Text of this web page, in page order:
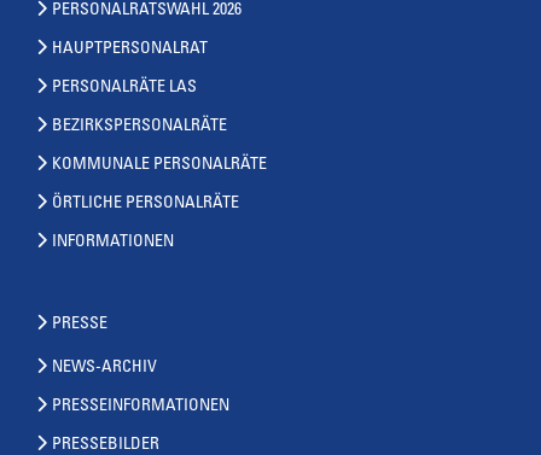
PERSONALRATSWAHL 2026
HAUPTPERSONALRAT
PERSONALRÄTE LAS
BEZIRKSPERSONALRÄTE
KOMMUNALE PERSONALRÄTE
ÖRTLICHE PERSONALRÄTE
INFORMATIONEN
PRESSE
NEWS-ARCHIV
PRESSEINFORMATIONEN
PRESSEBILDER